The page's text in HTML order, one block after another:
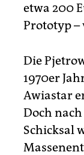
etwa 200
Prototyp –
Die
1970er
Awiastar
Doch
Schicksal